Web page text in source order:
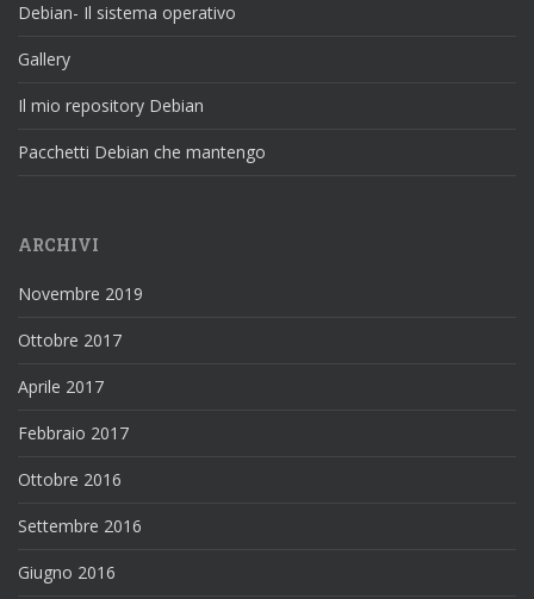
Debian- Il sistema operativo
Gallery
Il mio repository Debian
Pacchetti Debian che mantengo
ARCHIVI
Novembre 2019
Ottobre 2017
Aprile 2017
Febbraio 2017
Ottobre 2016
Settembre 2016
Giugno 2016